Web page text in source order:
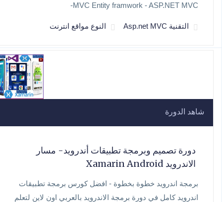
-MVC Entity framwork - ASP.NET MVC
التقنية Asp.net MVC النوع مواقع انترنت
شاهد الدورة
دورة تصميم وبرمجة تطبيقات أندرويد- مسار
الاندرويد Xamarin Android
برمجة اندرويد خطوة بخطوة - افضل كورس برمجة تطبيقات
اندرويد كامل في دورة برمجة الاندرويد بالعربي اون لاين لتعلم